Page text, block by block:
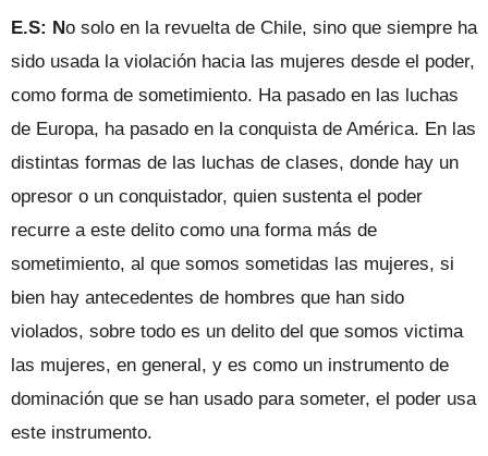
E.S: No solo en la revuelta de Chile, sino que siempre ha
sido usada la violación hacia las mujeres desde el poder,
como forma de sometimiento. Ha pasado en las luchas
de Europa, ha pasado en la conquista de América. En las
distintas formas de las luchas de clases, donde hay un
opresor o un conquistador, quien sustenta el poder
recurre a este delito como una forma más de
sometimiento, al que somos sometidas las mujeres, si
bien hay antecedentes de hombres que han sido
violados, sobre todo es un delito del que somos victima
las mujeres, en general, y es como un instrumento de
dominación que se han usado para someter, el poder usa
este instrumento.